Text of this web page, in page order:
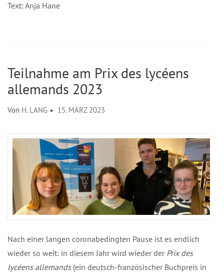
Text: Anja Hane
Teilnahme am Prix des lycéens
allemands 2023
Von H. LANG 15. MÄRZ 2023
Nach einer langen coronabedingten Pause ist es endlich
wieder so weit: in diesem Jahr wird wieder der Prix des
lycéens allemands(ein deutsch-französischer Buchpreis in